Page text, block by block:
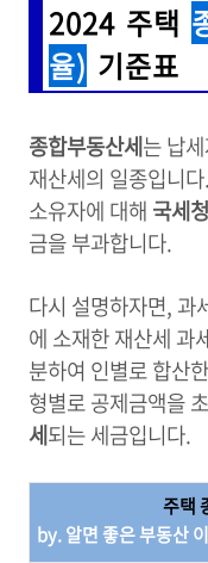
2024 주택
율) 기준표
종합부동산세는 납
재산세의 일종입니
소유자에 대해 국세
금을 부과합니다.
다시 설명하자면, 과
에 소재한 재산세 과
분하여 인별로 합산
형별로 공제금액을
세되는 세금입니다.
주택
by. 알면 좋은 부동산